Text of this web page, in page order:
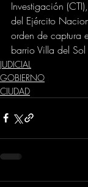
Investigación
del Ejército
orden de captura
barrio Villa del
JUDICIAL
GOBIERNO
CIUDAD